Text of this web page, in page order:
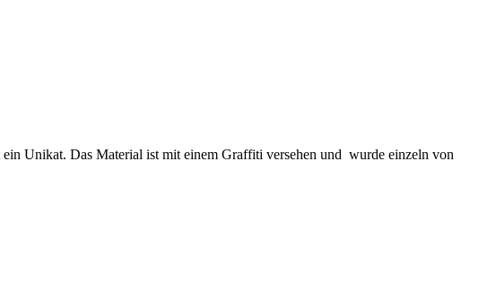
Unikat. Das Material ist mit einem Graffiti versehen und wurde einzeln von